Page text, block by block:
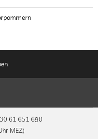
61 651 690
MEZ)